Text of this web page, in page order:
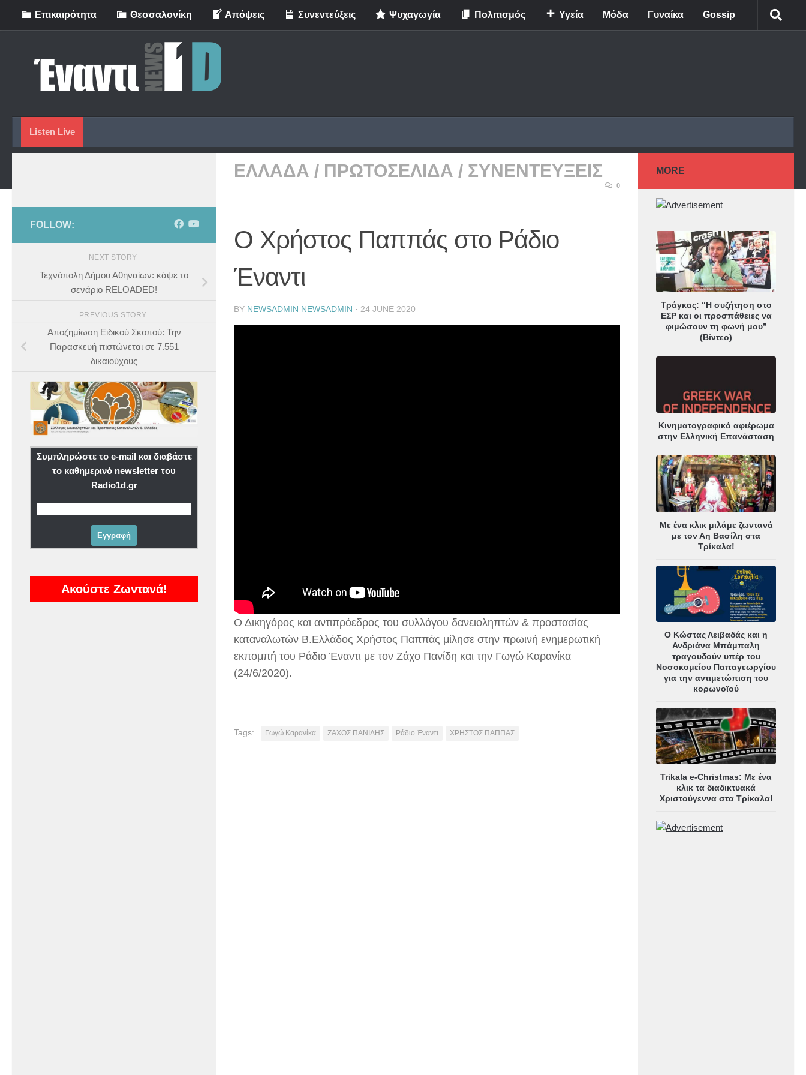
Skip to content
Eπικαιρότητα Θεσσαλονίκη Απόψεις Συνεντεύξεις Ψυχαγωγία Πολιτισμός Υγεία Μόδα Γυναίκα Gossip
Listen Live
ΕΛΛΑΔΑ / ΠΡΩΤΟΣΕΛΙΔΑ / ΣΥΝΕΝΤΕΥΞΕΙΣ
0
Ο Χρήστος Παππάς στο Ράδιο
Έναντι
BY NEWSADMIN NEWSADMIN · 24 JUNE 2020
Ο Δικηγόρος και αντιπρόεδρος του συλλόγου δανειοληπτών & προστασίας
καταναλωτών Β.Ελλάδος Χρήστος Παππάς μίλησε στην πρωινή ενημερωτική
εκπομπή του Ράδιο Έναντι με τον Ζάχο Πανίδη και την Γωγώ Καρανίκα
(24/6/2020).
Tags: Γωγώ Καρανίκα ΖΑΧΟΣ ΠΑΝΙΔΗΣ Ράδιο Έναντι ΧΡΗΣΤΟΣ ΠΑΠΠΑΣ
FOLLOW:
NEXT STORY
Τεχνόπολη Δήμου Αθηναίων: κάψε το
σενάριο RELOADED!
PREVIOUS STORY
Αποζημίωση Ειδικού Σκοπού: Την
Παρασκευή πιστώνεται σε 7.551
δικαιούχους
Συμπληρώστε το e-mail και διαβάστε
το καθημερινό newsletter του
Radio1d.gr
Ακούστε Ζωντανά!
MORE
Τράγκας: “Η συζήτηση στο
ΕΣΡ και οι προσπάθειες να
φιμώσουν τη φωνή μου”
(Βίντεο)
Κινηματογραφικό αφιέρωμα
στην Ελληνική Επανάσταση
Με ένα κλικ μιλάμε ζωντανά
με τον Αη Βασίλη στα
Τρίκαλα!
Ο Κώστας Λειβαδάς και η
Ανδριάνα Μπάμπαλη
τραγουδούν υπέρ του
Νοσοκομείου Παπαγεωργίου
για την αντιμετώπιση του
κορωνοϊού
Trikala e-Christmas: Με ένα
κλικ τα διαδικτυακά
Χριστούγεννα στα Τρίκαλα!